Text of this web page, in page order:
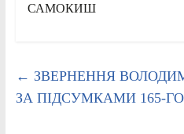
САМОКИШ
← ЗВЕРНЕННЯ
ЗА ПІДСУМКАМИ 165-